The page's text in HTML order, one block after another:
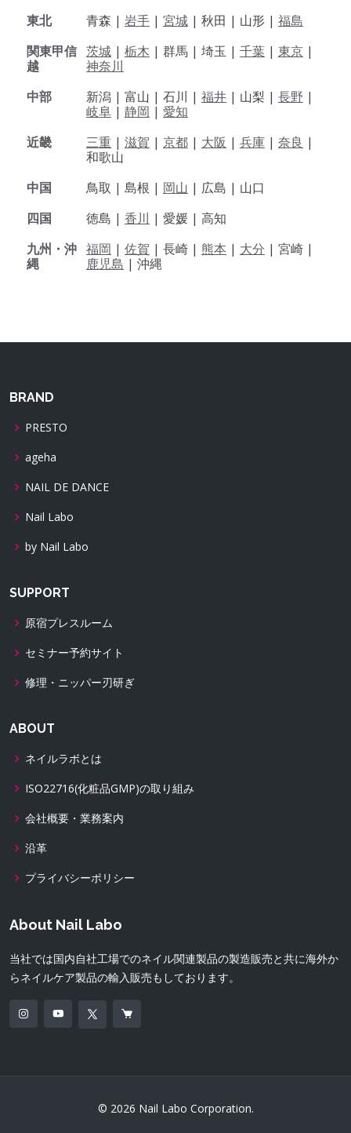
東北
青森 | 岩手 | 宮城 | 秋田 | 山形 | 福島
関東甲信
越
茨城 | 栃木 | 群馬 | 埼玉 | 千葉 | 東京 |
神奈川
中部
新潟 | 富山 | 石川 | 福井 | 山梨 | 長野 |
岐阜 | 静岡 | 愛知
近畿
三重 | 滋賀 | 京都 | 大阪 | 兵庫 | 奈良 |
和歌山
中国
鳥取 | 島根 | 岡山 | 広島 | 山口
四国
徳島 | 香川 | 愛媛 | 高知
九州・沖
縄
福岡 | 佐賀 | 長崎 | 熊本 | 大分 | 宮崎 |
鹿児島 | 沖縄
BRAND
PRESTO
ageha
NAIL DE DANCE
Nail Labo
by Nail Labo
SUPPORT
原宿プレスルーム
セミナー予約サイト
修理・ニッパー刃研ぎ
ABOUT
ネイルラボとは
ISO22716(化粧品GMP)の取り組み
会社概要・業務案内
沿革
プライバシーポリシー
About Nail Labo
当社では国内自社工場でのネイル関連製品の製造販売と共に海外か
らネイルケア製品の輸入販売もしております。
© 2026 Nail Labo Corporation.